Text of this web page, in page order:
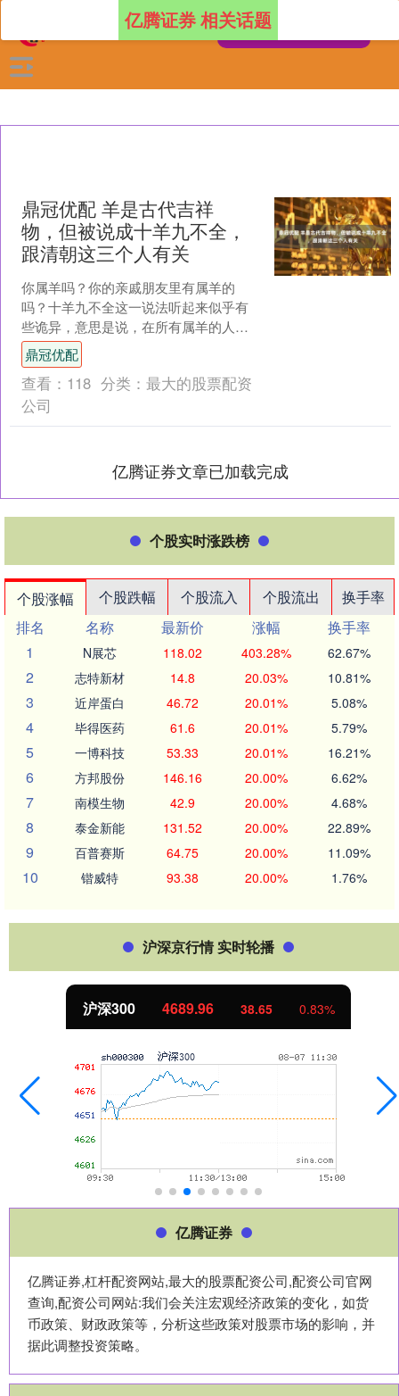
亿腾证券 相关话题
鼎冠优配 羊是古代吉祥
物，但被说成十羊九不全，
跟清朝这三个人有关
你属羊吗？你的亲戚朋友里有属羊的
吗？十羊九不全这一说法听起来似乎有
些诡异，意思是说，在所有属羊的人
中，至少有九个的家庭是不完整的，命
运悲惨，妻离子散。尤其在农村....
鼎冠优配
查看： 118 分类： 最大的股票配资
公司
亿腾证券文章已加载完成
个股实时涨跌榜
个股涨幅 个股跌幅 个股流入 个股流出
换手率
排名
名称 最新价 涨幅
换手率
1
N展芯 118.02 403.28% 62.67%
2 志特新材 14.8 20.03% 10.81%
3 近岸蛋白 46.72 20.01% 5.08%
4 毕得医药 61.6 20.01% 5.79%
5 一博科技 53.33 20.01% 16.21%
6 方邦股份 146.16 20.00% 6.62%
7 南模生物 42.9 20.00% 4.68%
8 泰金新能 131.52 20.00% 22.89%
9 百普赛斯 64.75 20.00% 11.09%
10 锴威特 93.38 20.00% 1.76%
沪深京行情 实时轮播
沪深300 4689.96 38.65 0.83%
亿腾证券
亿腾证券,杠杆配资网站,最大的股票配资公司,配资公司官网
查询,配资公司网站:我们会关注宏观经济政策的变化，如货
币政策、财政政策等，分析这些政策对股票市场的影响，并
据此调整投资策略。